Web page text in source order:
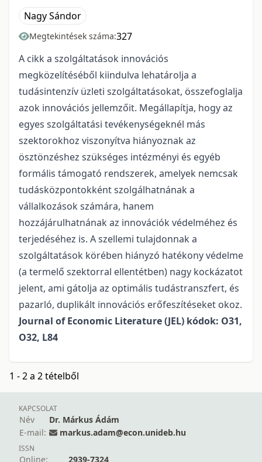
Nagy Sándor
Megtekintések száma:327
A cikk a szolgáltatások innovációs
megközelítéséből kiindulva lehatárolja a
tudásintenzív üzleti szolgáltatásokat, összefoglalja
azok innovációs jellemzőit. Megállapítja, hogy az
egyes szolgáltatási tevékenységeknél más
szektorokhoz viszonyítva hiányoznak az
ösztönzéshez szükséges intézményi és egyéb
formális támogató rendszerek, amelyek nemcsak
tudásközpontokként szolgálhatnának a
vállalkozások számára, hanem
hozzájárulhatnának az innovációk védelméhez és
terjedéséhez is. A szellemi tulajdonnak a
szolgáltatások körében hiányzó hatékony védelme
(a termelő szektorral ellentétben) nagy kockázatot
jelent, ami gátolja az optimális tudástranszfert, és
pazarló, duplikált innovációs erőfeszítéseket okoz.
Journal of Economic Literature (JEL) kódok: O31,
O32, L84
1 - 2 a 2 tételből
KAPCSOLAT
Név
Dr. Márkus Ádám
E-mail:
markus.adam@econ.unideb.hu
ISSN
Online: 2939-7324